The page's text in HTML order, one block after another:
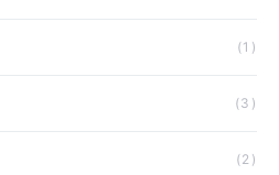
(1)
(3)
(2)